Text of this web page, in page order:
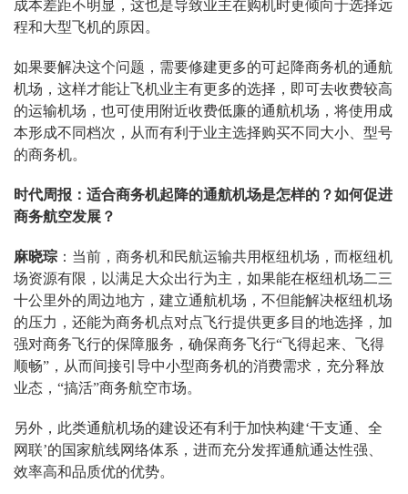
成本差距不明显，这也是导致业主在购机时更倾向于选择远
程和大型飞机的原因。
如果要解决这个问题，需要修建更多的可起降商务机的通航
机场，这样才能让飞机业主有更多的选择，即可去收费较高
的运输机场，也可使用附近收费低廉的通航机场，将使用成
本形成不同档次，从而有利于业主选择购买不同大小、型号
的商务机。
时代周报：适合商务机起降的通航机场是怎样的？如何促进
商务航空发展？
麻晓琮 ：当前，商务机和民航运输共用枢纽机场，而枢纽机
场资源有限，以满足大众出行为主，如果能在枢纽机场二三
十公里外的周边地方，建立通航机场，不但能解决枢纽机场
的压力，还能为商务机点对点飞行提供更多目的地选择，加
强对商务飞行的保障服务，确保商务飞行“飞得起来、飞得
顺畅”，从而间接引导中小型商务机的消费需求，充分释放
业态，“搞活”商务航空市场。
另外，此类通航机场的建设还有利于加快构建‘干支通、全
网联’的国家航线网络体系，进而充分发挥通航通达性强、
效率高和品质优的优势。